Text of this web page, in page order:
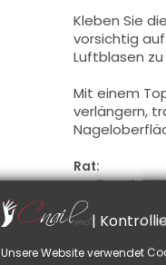
Kleben Sie
vorsichtig
Luftblasen
Mit einem
verlängern,
Rat:
Stellen Sie
vollständig
Sie können
|
Unsere Website verwendet